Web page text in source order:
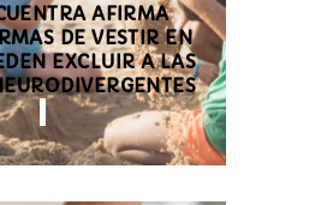
AFIRMA
DE VESTIR EN
EXCLUIR A LAS